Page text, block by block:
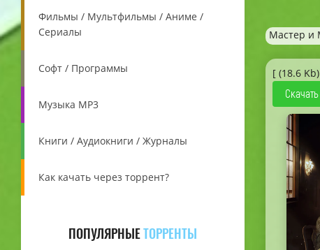
Фильмы / Мультфильмы / Аниме /
Сериалы
Софт / Программы
Музыка MP3
Книги / Аудиокниги / Журналы
Как качать через торрент?
ПОПУЛЯРНЫЕТОРРЕНТЫ
Мастер и
[ (18.6